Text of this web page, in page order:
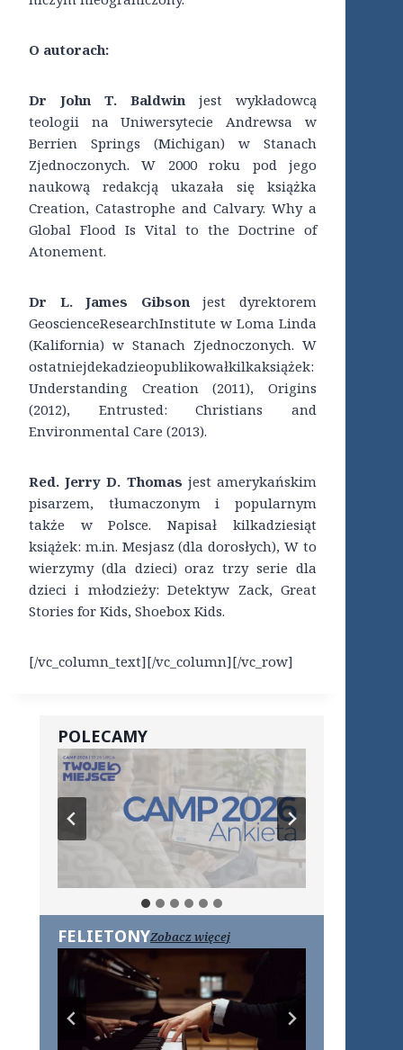
O autorach:
Dr John T. Baldwin jest wykładowcą
teologii na Uniwersytecie Andrewsa w
Berrien Springs (Michigan) w Stanach
Zjednoczonych. W 2000 roku pod jego
naukową redakcją ukazała się książka
Creation, Catastrophe and Calvary. Why a
Global Flood Is Vital to the Doctrine of
Atonement.
Dr L. James Gibsonjest dyrektorem
GeoscienceResearchInstitute w Loma Linda
(Kalifornia) w Stanach Zjednoczonych. W
ostatniejdekadzieopublikowałkilkaksiążek:
Understanding Creation (2011), Origins
(2012), Entrusted: Christians and
Environmental Care (2013).
Red. Jerry D. Thomas jest amerykańskim
pisarzem, tłumaczonym i popularnym
także w Polsce. Napisał kilkadziesiąt
książek: m.in. Mesjasz (dla dorosłych), W to
wierzymy (dla dzieci) oraz trzy serie dla
dzieci i młodzieży: Detektyw Zack, Great
Stories for Kids, Shoebox Kids.
[/vc_column_text][/vc_column][/vc_row]
POLECAMY
FELIETONYZobacz więcej